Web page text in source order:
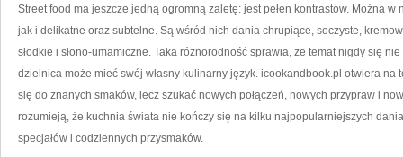
Street food ma jeszcze jedną ogromną zaletę: jest pełen kontrastów. Można
jak i delikatne oraz subtelne. Są wśród nich dania chrupiące, soczyste,
słodkie i słono-umamiczne. Taka różnorodność sprawia, że temat nigdy się
dzielnica może mieć swój własny kulinarny język. icookandbook.pl otwiera
się do znanych smaków, lecz szukać nowych połączeń, nowych przypraw i
rozumieją, że kuchnia świata nie kończy się na kilku najpopularniejszych
specjałów i codziennych przysmaków.